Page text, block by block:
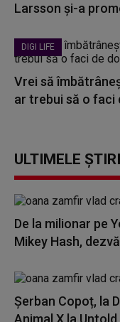
Larsson și-a
DIGI LIFE
Vrei să
ar trebui să o faci
ULTIMELE
De la milionar pe
Mikey Hash,
Șerban Copoț, la
Animal X la